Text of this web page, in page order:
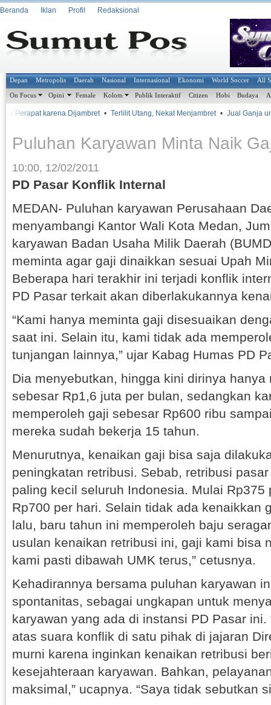
Beranda Iklan Profil Redaksional
Depan Metropolis Daerah Nasional Internasional Ekonomi World Soccer All
On Focus Opini Female Kolom Publik Interaktif Citizen Hobi Budaya
Perapat karena Dijambret • Terlilit Utang, Nekat Menjambret • Jual Ganja
Puluhan Karyawan Minta Naik
10:00, 12/02/2011
PD Pasar Konflik Internal
MEDAN- Puluhan karyawan Perusahaan
menyambangi Kantor Wali Kota Medan,
karyawan Badan Usaha Milik Daerah
meminta agar gaji dinaikkan sesuai Upah
Beberapa hari terakhir ini terjadi konflik
PD Pasar terkait akan diberlakukannya
“Kami hanya meminta gaji disesuaikan
saat ini. Selain itu, kami tidak ada
tunjangan lainnya,” ujar Kabag Humas PD
Dia menyebutkan, hingga kini dirinya hanya
sebesar Rp1,6 juta per bulan, sedangkan
memperoleh gaji sebesar Rp600 ribu
mereka sudah bekerja 15 tahun.
Menurutnya, kenaikan gaji bisa saja
peningkatan retribusi. Sebab, retribusi
paling kecil seluruh Indonesia. Mulai Rp375
Rp700 per hari. Selain tidak ada kenaikkan
lalu, baru tahun ini memperoleh baju
usulan kenaikan retribusi ini, gaji kami bisa
kami pasti dibawah UMK terus,” cetusnya.
Kehadirannya bersama puluhan karyawan
spontanitas, sebagai ungkapan untuk
karyawan yang ada di instansi PD Pasar ini.
atas suara konflik di satu pihak di jajaran
murni karena inginkan kenaikan retribusi
kesejahteraan karyawan. Bahkan,
maksimal,” ucapnya. “Saya tidak sebutkan